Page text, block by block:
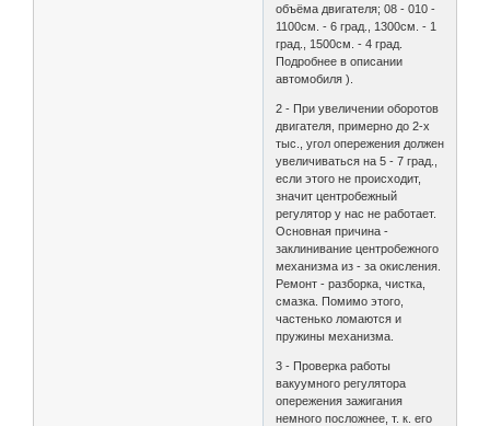
объёма двигателя; 08 - 010 -
1100см. - 6 град., 1300см. - 1
град., 1500см. - 4 град.
Подробнее в описании
автомобиля ).
2 - При увеличении оборотов
двигателя, примерно до 2-х
тыс., угол опережения должен
увеличиваться на 5 - 7 град.,
если этого не происходит,
значит центробежный
регулятор у нас не работает.
Основная причина -
заклинивание центробежного
механизма из - за окисления.
Ремонт - разборка, чистка,
смазка. Помимо этого,
частенько ломаются и
пружины механизма.
3 - Проверка работы
вакуумного регулятора
опережения зажигания
немного посложнее, т. к. его